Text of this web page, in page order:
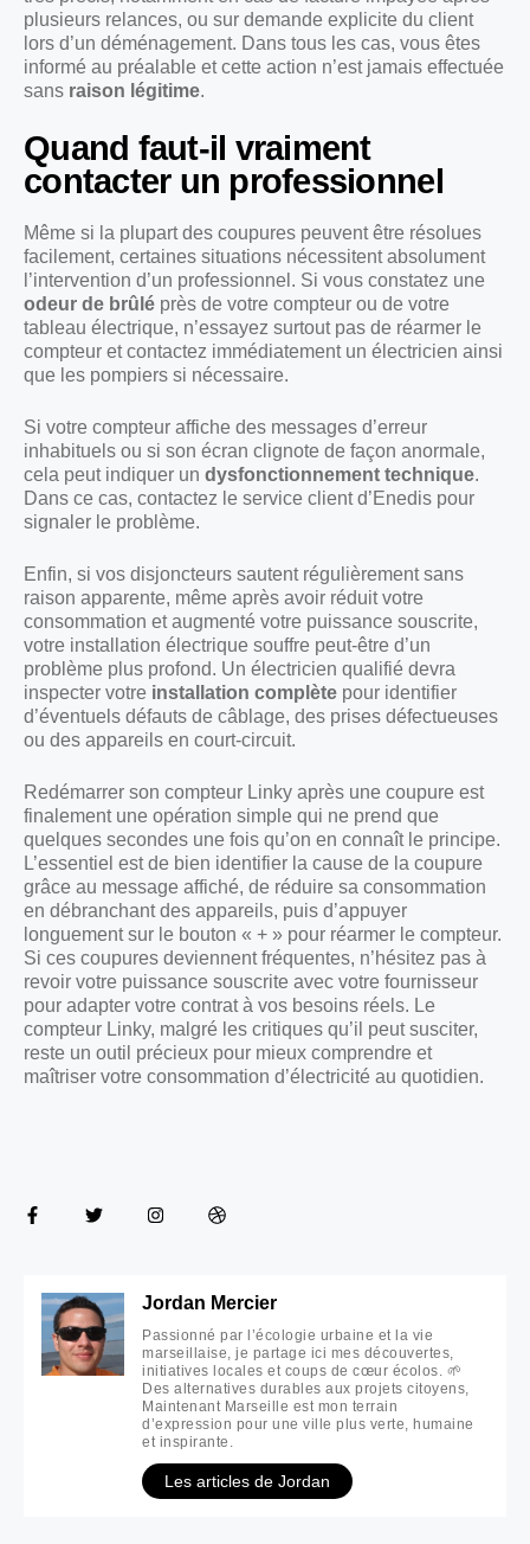
plusieurs relances, ou sur demande explicite du client
lors d’un déménagement. Dans tous les cas, vous êtes
informé au préalable et cette action n’est jamais effectuée
sans raison légitime.
Quand faut-il vraiment
contacter un professionnel
Même si la plupart des coupures peuvent être résolues
facilement, certaines situations nécessitent absolument
l’intervention d’un professionnel. Si vous constatez une
odeur de brûlé près de votre compteur ou de votre
tableau électrique, n’essayez surtout pas de réarmer le
compteur et contactez immédiatement un électricien ainsi
que les pompiers si nécessaire.
Si votre compteur affiche des messages d’erreur
inhabituels ou si son écran clignote de façon anormale,
cela peut indiquer un dysfonctionnement technique.
Dans ce cas, contactez le service client d’Enedis pour
signaler le problème.
Enfin, si vos disjoncteurs sautent régulièrement sans
raison apparente, même après avoir réduit votre
consommation et augmenté votre puissance souscrite,
votre installation électrique souffre peut-être d’un
problème plus profond. Un électricien qualifié devra
inspecter votre installation complète pour identifier
d’éventuels défauts de câblage, des prises défectueuses
ou des appareils en court-circuit.
Redémarrer son compteur Linky après une coupure est
finalement une opération simple qui ne prend que
quelques secondes une fois qu’on en connaît le principe.
L’essentiel est de bien identifier la cause de la coupure
grâce au message affiché, de réduire sa consommation
en débranchant des appareils, puis d’appuyer
longuement sur le bouton « + » pour réarmer le compteur.
Si ces coupures deviennent fréquentes, n’hésitez pas à
revoir votre puissance souscrite avec votre fournisseur
pour adapter votre contrat à vos besoins réels. Le
compteur Linky, malgré les critiques qu’il peut susciter,
reste un outil précieux pour mieux comprendre et
maîtriser votre consommation d’électricité au quotidien.
Jordan Mercier
Passionné par l’écologie urbaine et la vie
marseillaise, je partage ici mes découvertes,
initiatives locales et coups de cœur écolos. 🌱
Des alternatives durables aux projets citoyens,
Maintenant Marseille est mon terrain
d’expression pour une ville plus verte, humaine
et inspirante.
Les articles de Jordan